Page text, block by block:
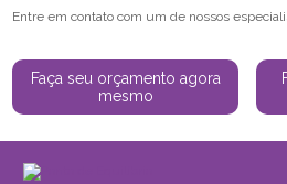
Entre em contato com um de nossos
Faça seu orçamento agora
mesmo